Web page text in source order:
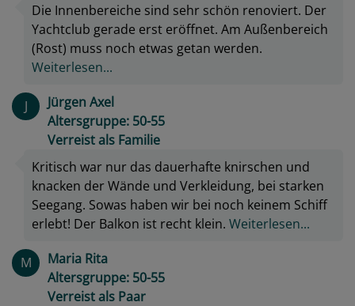
Die Innenbereiche sind sehr schön renoviert. Der
Yachtclub gerade erst eröffnet. Am Außenbereich
(Rost) muss noch etwas getan werden.
Weiterlesen...
J
Jürgen Axel
Altersgruppe: 50-55
Verreist als Familie
Kritisch war nur das dauerhafte knirschen und
knacken der Wände und Verkleidung, bei starken
Seegang. Sowas haben wir bei noch keinem Schiff
erlebt! Der Balkon ist recht klein. Weiterlesen...
M
Maria Rita
Altersgruppe: 50-55
Verreist als Paar